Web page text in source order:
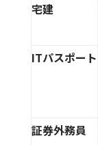
宅建
ITパスポート
証券外務員